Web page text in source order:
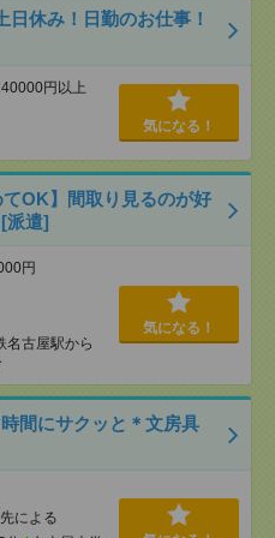
休み！日勤のお仕事！
円以上
気になる！
OK】間取り見るのが好
派遣]
円
名古屋駅から
気になる！
間にサクッと＊文房具
による